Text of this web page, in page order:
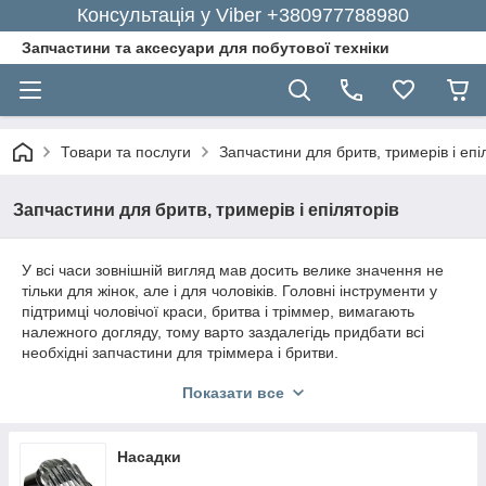
Консультація у Viber +380977788980
Запчастини та аксесуари для побутової техніки
Товари та послуги Запчастини для бритв, тримерів і
Запчастини для бритв, тримерів і епіляторів
У всі часи зовнішній вигляд мав досить велике значення не
тільки для жінок, але і для чоловіків. Головні інструменти у
підтримці чоловічої краси, бритва і тріммер, вимагають
належного догляду, тому варто заздалегідь придбати всі
необхідні запчастини для тріммера і бритви.
Запчастини для тримерів – важливі
аксесуари для стабільної роботи
Електробритва є невід'ємним атрибутом у підтримці чоловічої
Показати все
Насадки